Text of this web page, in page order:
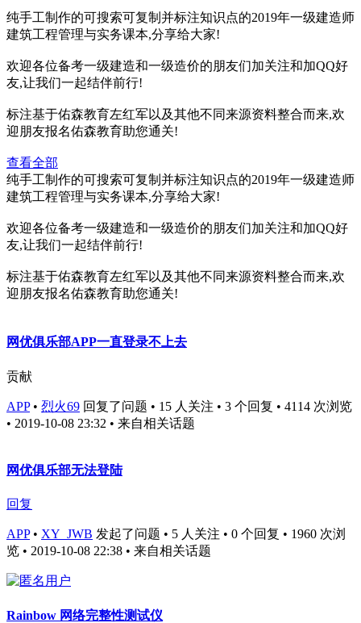
纯手工制作的可搜索可复制并标注知识点的2019年一级建造师
建筑工程管理与实务课本,分享给大家!
欢迎各位备考一级建造和一级造价的朋友们加关注和加QQ好
友,让我们一起结伴前行!
标注基于佑森教育左红军以及其他不同来源资料整合而来,欢
迎朋友报名佑森教育助您通关!
查看全部
纯手工制作的可搜索可复制并标注知识点的2019年一级建造师
建筑工程管理与实务课本,分享给大家!
欢迎各位备考一级建造和一级造价的朋友们加关注和加QQ好
友,让我们一起结伴前行!
标注基于佑森教育左红军以及其他不同来源资料整合而来,欢
迎朋友报名佑森教育助您通关!
网优俱乐部APP一直登录不上去
贡献
APP• 烈火69 回复了问题 • 15 人关注 • 3 个回复 • 4114 次浏览
• 2019-10-08 23:32 • 来自相关话题
网优俱乐部无法登陆
回复
APP• XY_JWB 发起了问题 • 5 人关注 • 0 个回复 • 1960 次浏
览 • 2019-10-08 22:38 • 来自相关话题
Rainbow 网络完整性测试仪